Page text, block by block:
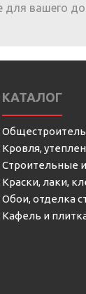
для вашего
КАТАЛОГ
Кровля,
Строительные
Краски, лаки,
Обои, отделка
Кафель и